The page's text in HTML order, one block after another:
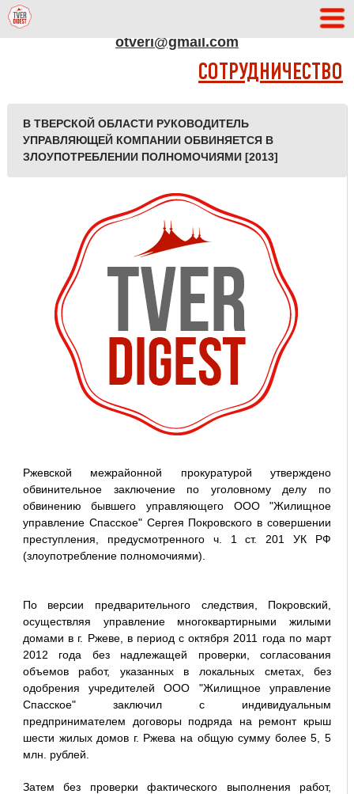
otveri@gmail.com
СОТРУДНИЧЕСТВО
В ТВЕРСКОЙ ОБЛАСТИ РУКОВОДИТЕЛЬ
УПРАВЛЯЮЩЕЙ КОМПАНИИ ОБВИНЯЕТСЯ В
ЗЛОУПОТРЕБЛЕНИИ ПОЛНОМОЧИЯМИ [2013]
Ржевской межрайонной прокуратурой утверждено
обвинительное заключение по уголовному делу по
обвинению бывшего управляющего ООО "Жилищное
управление Спасское" Сергея Покровского в совершении
преступления, предусмотренного ч. 1 ст. 201 УК РФ
(злоупотребление полномочиями).
По версии предварительного следствия, Покровский,
осуществляя управление многоквартирными жилыми
домами в г. Ржеве, в период с октября 2011 года по март
2012 года без надлежащей проверки, согласования
объемов работ, указанных в локальных сметах, без
одобрения учредителей ООО "Жилищное управление
Спасское" заключил с индивидуальным
предпринимателем договоры подряда на ремонт крыш
шести жилых домов г. Ржева на общую сумму более 5, 5
млн. рублей.
Затем без проверки фактического выполнения работ,